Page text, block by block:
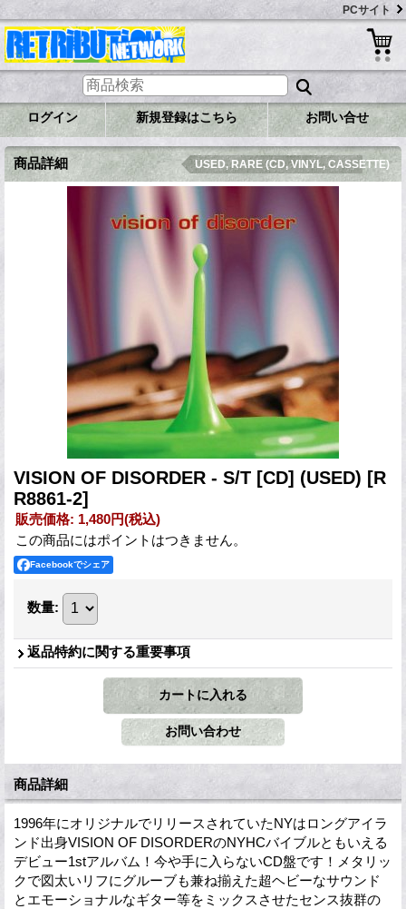
PCサイト
ログイン 新規登録はこちら お問い合せ
商品詳細 USED, RARE (CD, VINYL, CASSETTE)
VISION OF DISORDER - S/T [CD] (USED) [R
R8861-2]
販売価格: 1,480円(税込)
この商品にはポイントはつきません。
Facebookでシェア
数量:
返品特約に関する重要事項
商品詳細
1996年にオリジナルでリリースされていたNYはロングアイラ
ンド出身VISION OF DISORDERのNYHCバイブルともいえる
デビュー1stアルバム！今や手に入らないCD盤です！メタリッ
クで図太いリフにグルーブも兼ね揃えた超ヘビーなサウンド
とエモーショナルなギター等をミックスさせたセンス抜群の